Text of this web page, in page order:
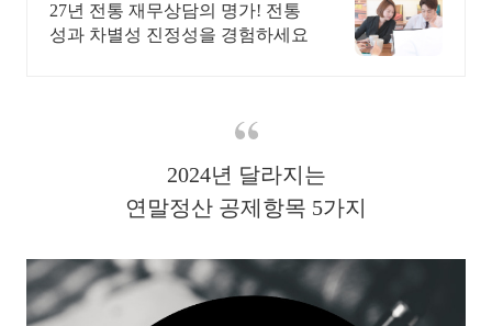
27년 전통 재무상담의 명가! 전통
성과 차별성 진정성을 경험하세요
2024년 달라지는
연말정산 공제항목 5가지